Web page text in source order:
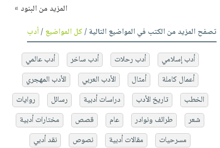
المزيد من البنود »
تصفح المزيد من الكتب في المواضيع التالية /كل المواضيع/أدب
أدب إسلامي أدب رحلات أدب ساخر
أدب عالمي
أعمال كاملة
أمثال الأدب العربي
الأدب المهجري
الخطب
تاريخ الأدب دراسات أدبية رسائل
روايات
شعر
طرائف ونوادر عام قصص
مختارات أدبية
مسرحيات
مقالات أدبية نصوص نقد أدبي